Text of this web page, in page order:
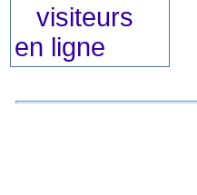
visiteurs
en ligne